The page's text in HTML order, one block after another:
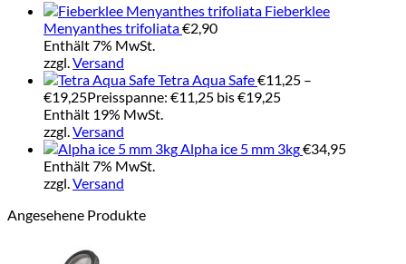
Fieberklee
Menyanthes trifoliata€2,90
Enthält 7% MwSt.
zzgl.Versand
Tetra Aqua Safe€11,25 –
€19,25Preisspanne: €11,25 bis €19,25
Enthält 19% MwSt.
zzgl.Versand
Alpha ice 5 mm 3kg€34,95
Enthält 7% MwSt.
zzgl.Versand
Angesehene Produkte